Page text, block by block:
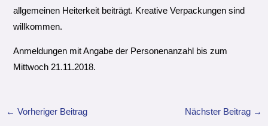
allgemeinen Heiterkeit beiträgt. Kreative Verpackungen sind
willkommen.
Anmeldungen mit Angabe der Personenanzahl bis zum
Mittwoch 21.11.2018.
← Vorheriger Beitrag Nächster Beitrag →